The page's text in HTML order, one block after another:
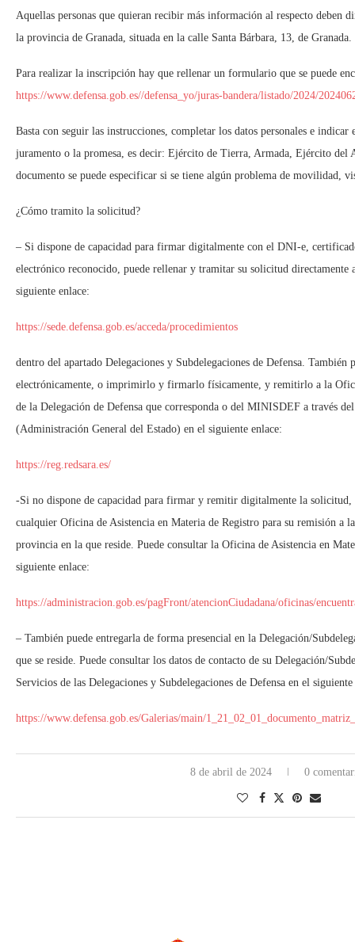
Aquellas personas que quieran recibir más información al respecto deben
la provincia de Granada, situada en la calle Santa Bárbara, 13, de
Para realizar la inscripción hay que rellenar un formulario que se puede
https://www.defensa.gob.es//defensa_yo/juras-bandera/listado/2024/
Basta con seguir las instrucciones, completar los datos personales e indicar
juramento o la promesa, es decir: Ejército de Tierra, Armada, Ejército del
documento se puede especificar si se tiene algún problema de movilidad,
¿Cómo tramito la solicitud?
– Si dispone de capacidad para firmar digitalmente con el DNI-e,
electrónico reconocido, puede rellenar y tramitar su solicitud directamente
siguiente enlace:
https://sede.defensa.gob.es/acceda/procedimientos
dentro del apartado Delegaciones y Subdelegaciones de Defensa.
electrónicamente, o imprimirlo y firmarlo físicamente, y remitirlo a la
de la Delegación de Defensa que corresponda o del MINISDEF a través
(Administración General del Estado) en el siguiente enlace:
https://reg.redsara.es/
-Si no dispone de capacidad para firmar y remitir digitalmente la solicitud,
cualquier Oficina de Asistencia en Materia de Registro para su remisión a
provincia en la que reside. Puede consultar la Oficina de Asistencia en
siguiente enlace:
https://administracion.gob.es/pagFront/atencionCiudadana/oficinas/
– También puede entregarla de forma presencial en la Delegación/
que se reside. Puede consultar los datos de contacto de su Delegación/
Servicios de las Delegaciones y Subdelegaciones de Defensa en el siguiente
https://www.defensa.gob.es/Galerias/main/
8 de abril de 2024 0